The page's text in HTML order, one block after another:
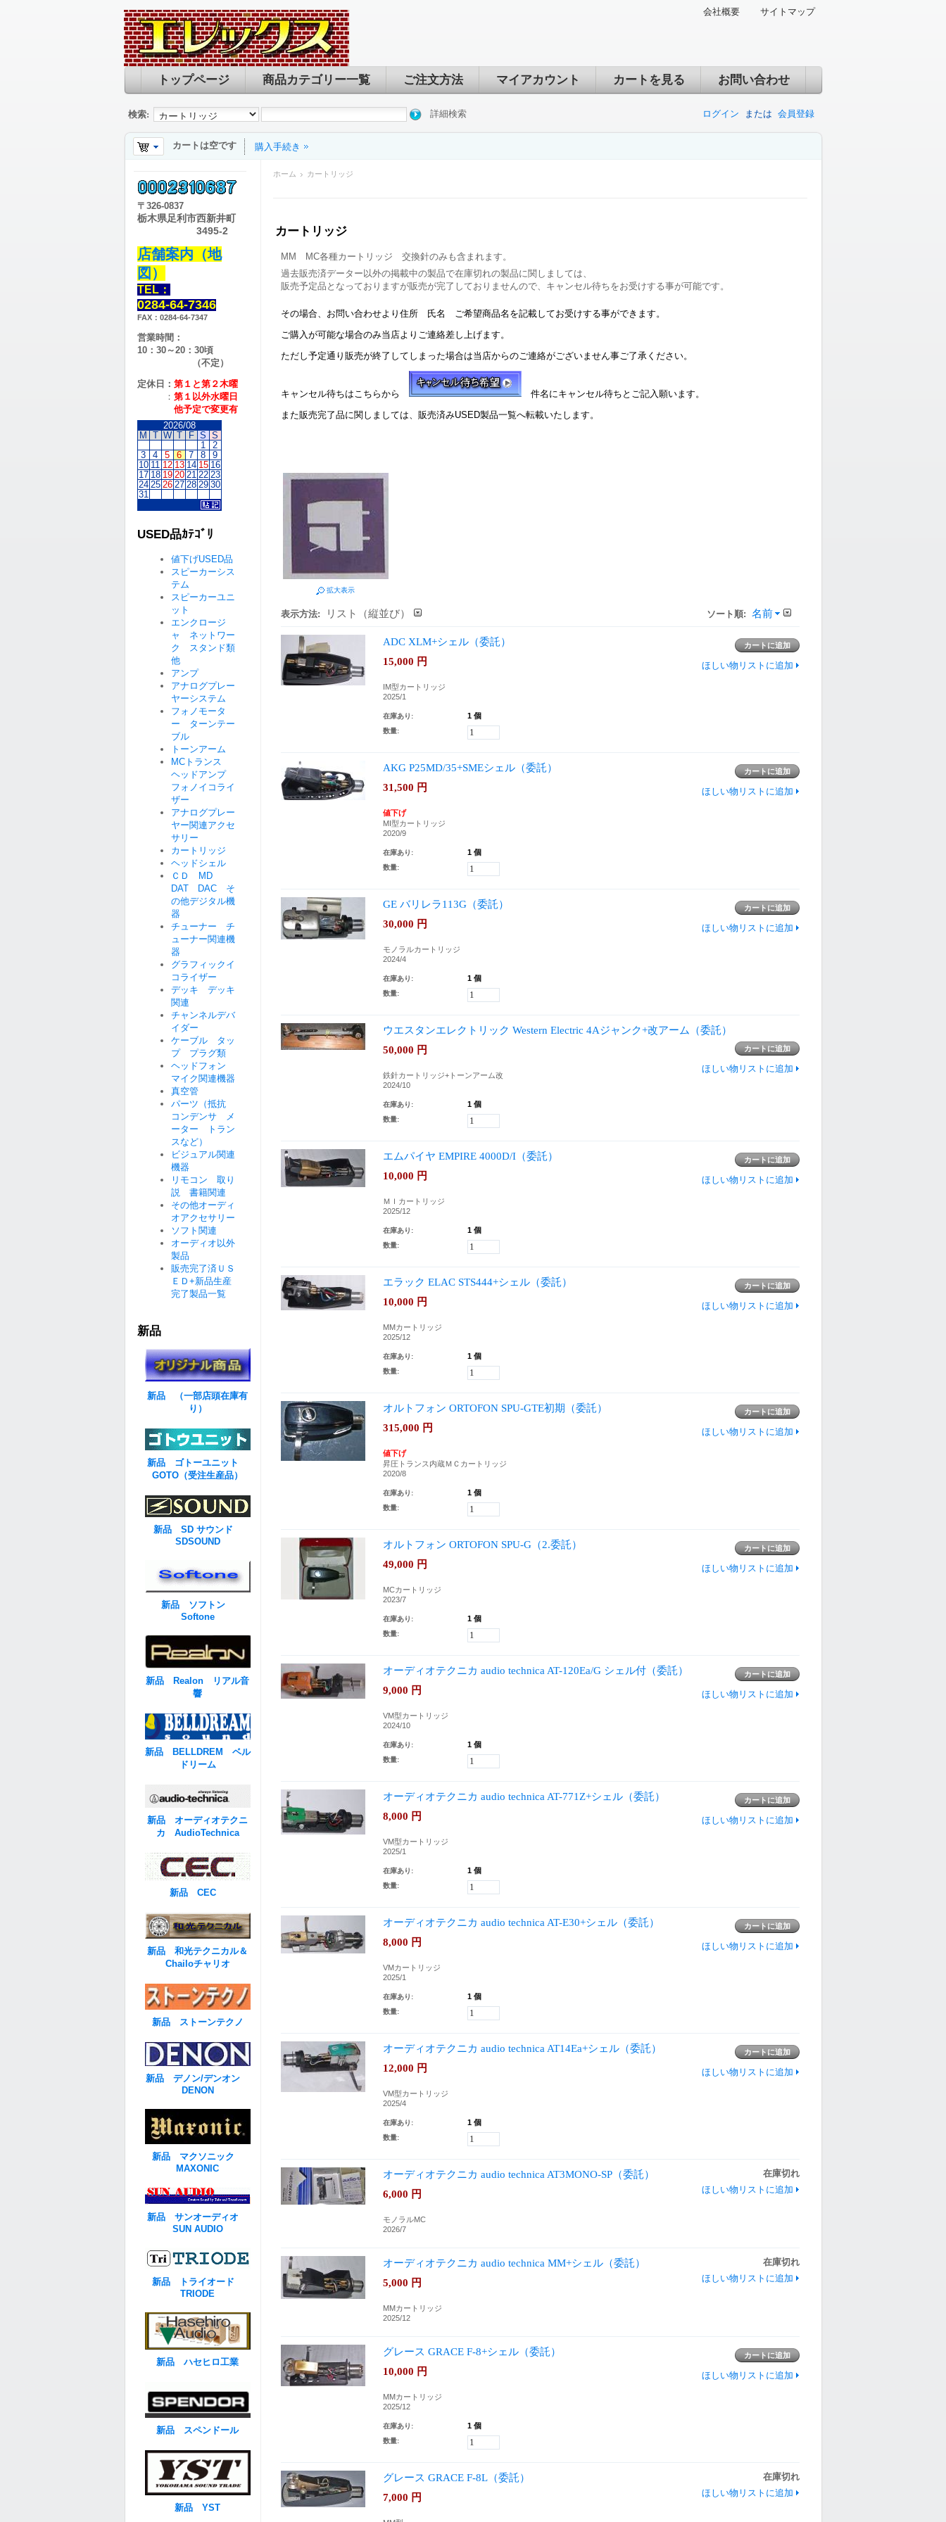
会社概要 サイトマップ
トップページ 商品カテゴリー一覧 ご注文方法 マイアカウント カートを見る お問い合わせ
ログイン または 会員登録
検索: 詳細検索
カートは空です 購入手続き
ホーム カートリッジ
カートリッジ
MM MC各種カートリッジ 交換針のみも含まれます。
過去販売済データー以外の掲載中の製品で在庫切れの製品に関しましては、
販売予定品となっておりますが販売が完了しておりませんので、キャンセル待ちをお受けする事が可能です。
その場合、お問い合わせより住所 氏名 ご希望商品名を記載してお受けする事ができます。
ご購入が可能な場合のみ当店よりご連絡差し上げます。
ただし予定通り販売が終了してしまった場合は当店からのご連絡がございません事ご了承ください。
キャンセル待ちはこちらから
件名にキャンセル待ちとご記入願います。
また販売完了品に関しましては、販売済みUSED製品一覧へ転載いたします。
拡大表示
表示方法: リスト（縦並び） ソート順: 名前
ADC XLM+シェル（委託）
ほしい物リストに追加
15,000 円
IM型カートリッジ
2025/1
在庫あり: 1 個
数量:
AKG P25MD/35+SMEシェル（委託）
ほしい物リストに追加
31,500 円
値下げ
MI型カートリッジ
2020/9
在庫あり: 1 個
数量:
GE バリレラ113G（委託）
ほしい物リストに追加
30,000 円
モノラルカートリッジ
2024/4
在庫あり: 1 個
数量:
ウエスタンエレクトリック Western Electric 4Aジャンク+改アーム（委託）
ほしい物リストに追加
50,000 円
鉄針カートリッジ+トーンアーム改
2024/10
在庫あり: 1 個
数量:
エムパイヤ EMPIRE 4000D/I（委託）
ほしい物リストに追加
10,000 円
ＭＩカートリッジ
2025/12
在庫あり: 1 個
数量:
エラック ELAC STS444+シェル（委託）
ほしい物リストに追加
10,000 円
MMカートリッジ
2025/12
在庫あり: 1 個
数量:
オルトフォン ORTOFON SPU-GTE初期（委託）
ほしい物リストに追加
315,000 円
値下げ
昇圧トランス内蔵ＭＣカートリッジ
2020/8
在庫あり: 1 個
数量:
オルトフォン ORTOFON SPU-G（2.委託）
ほしい物リストに追加
49,000 円
MCカートリッジ
2023/7
在庫あり: 1 個
数量:
オーディオテクニカ audio technica AT-120Ea/G シェル付（委託）
ほしい物リストに追加
9,000 円
VM型カートリッジ
2024/10
在庫あり: 1 個
数量:
オーディオテクニカ audio technica AT-771Z+シェル（委託）
ほしい物リストに追加
8,000 円
VM型カートリッジ
2025/1
在庫あり: 1 個
数量:
オーディオテクニカ audio technica AT-E30+シェル（委託）
ほしい物リストに追加
8,000 円
VMカートリッジ
2025/1
在庫あり: 1 個
数量:
オーディオテクニカ audio technica AT14Ea+シェル（委託）
ほしい物リストに追加
12,000 円
VM型カートリッジ
2025/4
在庫あり: 1 個
数量:
オーディオテクニカ audio technica AT3MONO-SP（委託）
在庫切れ
ほしい物リストに追加
6,000 円
モノラルMC
2026/7
オーディオテクニカ audio technica MM+シェル（委託）
在庫切れ
ほしい物リストに追加
5,000 円
MMカートリッジ
2025/12
グレース GRACE F-8+シェル（委託）
ほしい物リストに追加
10,000 円
MMカートリッジ
2025/12
在庫あり: 1 個
数量:
グレース GRACE F-8L（委託）
在庫切れ
ほしい物リストに追加
7,000 円
〒 326-0837
栃木県足利市西新井町
3495-2
店舗案内（地
図）
TEL：
0284-64-7346
FAX：0284-64-7347
営業時間：
10：30～20：30頃
（不定）
定休日： 第１と第２木曜
： 第１以外水曜日
他予定で変更有
2026/08
M
T W T F S S
1
2
3
4 5 6 7 8
9
10 11 12 13 14 15 16
17 18 19 20 21 22 23
24 25 26 27 28 29 30
31
USED品ｶﾃｺﾞﾘ
値下げUSED品
スピーカーシス
テム
スピーカーユニ
ット
エンクロージ
ャ ネットワー
ク スタンド類
他
アンプ
アナログプレー
ヤーシステム
フォノモータ
ー ターンテー
ブル
トーンアーム
MCトランス
ヘッドアンプ
フォノイコライ
ザー
アナログプレー
ヤー関連アクセ
サリー
カートリッジ
ヘッドシェル
ＣＤ MD
DAT DAC そ
の他デジタル機
器
チューナー チ
ューナー関連機
器
グラフィックイ
コライザー
デッキ デッキ
関連
チャンネルデバ
イダー
ケーブル タッ
プ プラグ類
ヘッドフォン
マイク関連機器
真空管
パーツ（抵抗
コンデンサ メ
ーター トラン
スなど）
ビジュアル関連
機器
リモコン 取り
説 書籍関連
その他オーディ
オアクセサリー
ソフト関連
オーディオ以外
製品
販売完了済ＵＳ
ＥＤ+新品生産
完了製品一覧
新品
新品 （一部店頭在庫有
り）
新品 ゴトーユニット
GOTO（受注生産品）
新品 SD サウンド
SDSOUND
新品 ソフトン
Softone
新品 Realon リアル音
響
新品 BELLDREM ベル
ドリーム
新品 オーディオテクニ
カ AudioTechnica
新品 CEC
新品 和光テクニカル＆
Chailoチャリオ
新品 ストーンテクノ
新品 デノン/デンオン
DENON
新品 マクソニック
MAXONIC
新品 サンオーディオ
SUN AUDIO
新品 トライオード
TRIODE
新品 ハセヒロ工業
新品 スペンドール
新品 YST